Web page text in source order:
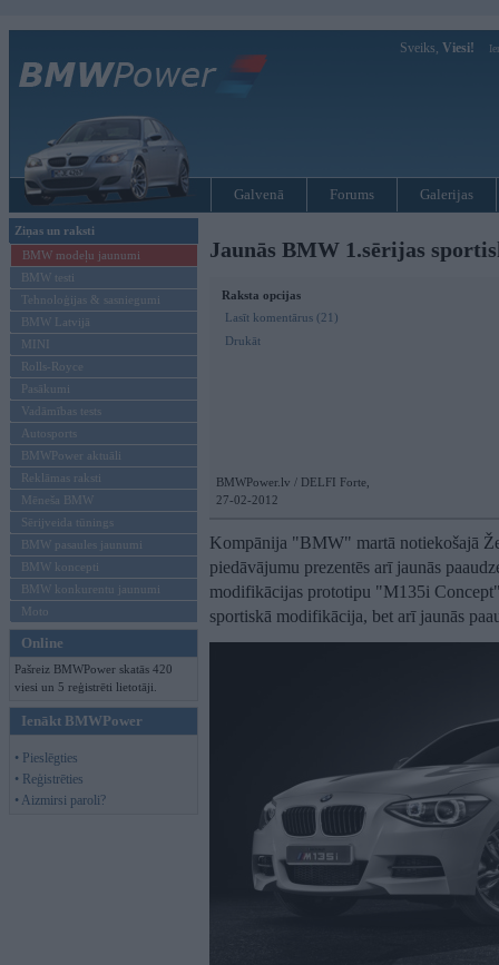
Sveiks, Viesi!
Galvenā Forums Galerijas
Ziņas un raksti
BMW modeļu jaunumi
BMW testi
Tehnoloģijas & sasniegumi
BMW Latvijā
MINI
Rolls-Royce
Pasākumi
Vadāmības tests
Autosports
BMWPower aktuāli
Reklāmas raksti
Mēneša BMW
Sērijveida tūnings
BMW pasaules jaunumi
BMW koncepti
BMW konkurentu jaunumi
Moto
Online
Pašreiz BMWPower skatās 420
viesi un 5 reģistrēti lietotāji.
Ienākt BMWPower
• Pieslēgties
• Reģistrēties
• Aizmirsi paroli?
Jaunās BMW 1.sērijas
Raksta opcijas
Lasīt komentārus (21)
Drukāt
BMWPower.lv / DELFI Forte,
27-02-2012
Kompānija "BMW" martā notiekošajā
piedāvājumu prezentēs arī jaunās
modifikācijas prototipu "M135i
sportiskā modifikācija, bet arī jaunās